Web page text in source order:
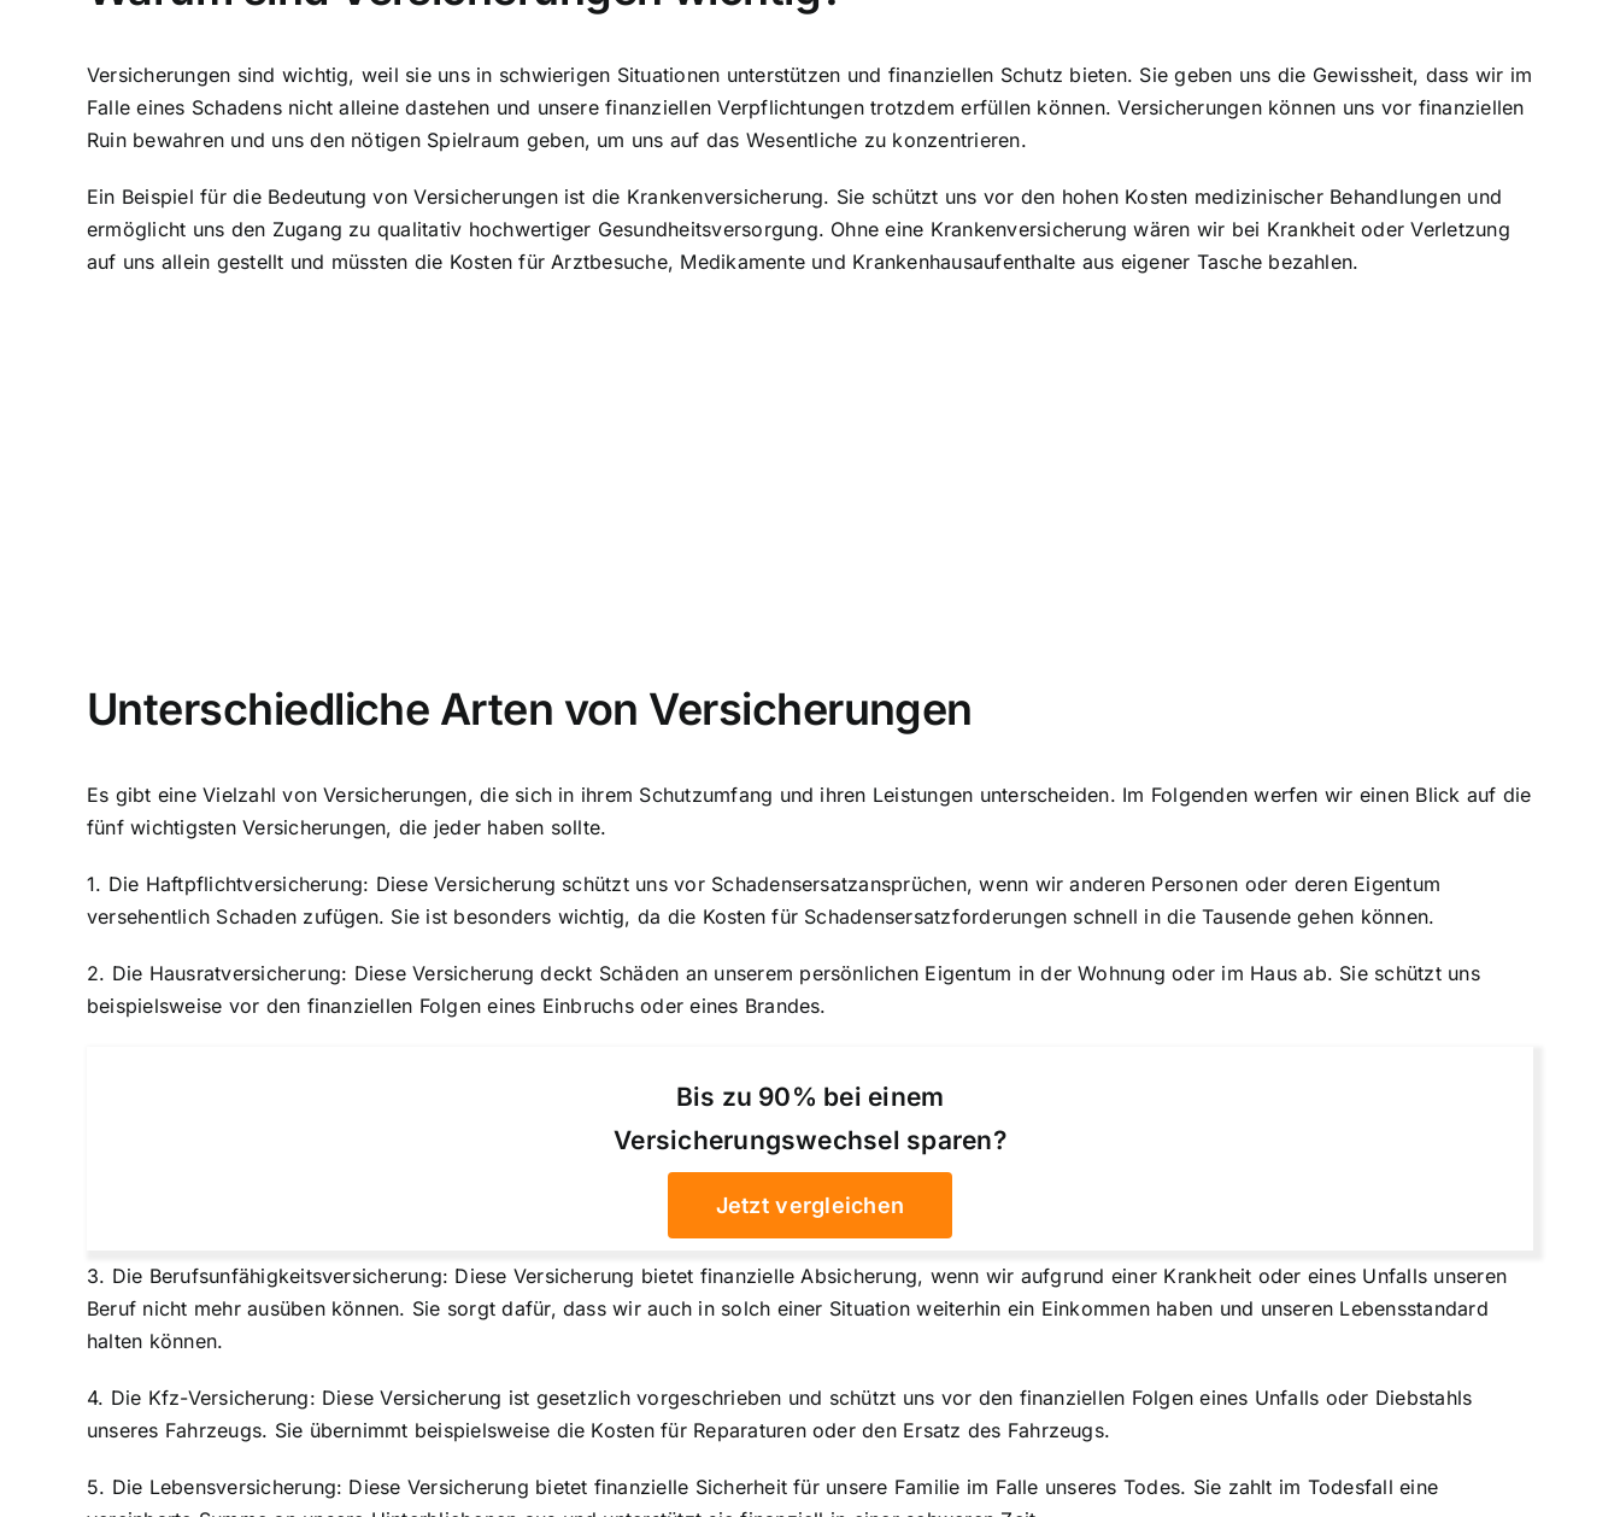
Versicherungen sind wichtig, weil sie uns in schwierigen Situationen unterstützen und finanziellen Schutz bieten. Sie geben uns die Gewissheit, dass wir im
Falle eines Schadens nicht alleine dastehen und unsere finanziellen Verpflichtungen trotzdem erfüllen können. Versicherungen können uns vor finanziellen
Ruin bewahren und uns den nötigen Spielraum geben, um uns auf das Wesentliche zu konzentrieren.
Ein Beispiel für die Bedeutung von Versicherungen ist die Krankenversicherung. Sie schützt uns vor den hohen Kosten medizinischer Behandlungen und
ermöglicht uns den Zugang zu qualitativ hochwertiger Gesundheitsversorgung. Ohne eine Krankenversicherung wären wir bei Krankheit oder Verletzung
auf uns allein gestellt und müssten die Kosten für Arztbesuche, Medikamente und Krankenhausaufenthalte aus eigener Tasche bezahlen.
Unterschiedliche Arten von Versicherungen
Es gibt eine Vielzahl von Versicherungen, die sich in ihrem Schutzumfang und ihren Leistungen unterscheiden. Im Folgenden werfen wir einen Blick auf die
fünf wichtigsten Versicherungen, die jeder haben sollte.
1. Die Haftpflichtversicherung: Diese Versicherung schützt uns vor Schadensersatzansprüchen, wenn wir anderen Personen oder deren Eigentum
versehentlich Schaden zufügen. Sie ist besonders wichtig, da die Kosten für Schadensersatzforderungen schnell in die Tausende gehen können.
2. Die Hausratversicherung: Diese Versicherung deckt Schäden an unserem persönlichen Eigentum in der Wohnung oder im Haus ab. Sie schützt uns
beispielsweise vor den finanziellen Folgen eines Einbruchs oder eines Brandes.
Bis zu 90% bei einem
Versicherungswechsel sparen?
Jetzt vergleichen
3. Die Berufsunfähigkeitsversicherung: Diese Versicherung bietet finanzielle Absicherung, wenn wir aufgrund einer Krankheit oder eines Unfalls unseren
Beruf nicht mehr ausüben können. Sie sorgt dafür, dass wir auch in solch einer Situation weiterhin ein Einkommen haben und unseren Lebensstandard
halten können.
4. Die Kfz-Versicherung: Diese Versicherung ist gesetzlich vorgeschrieben und schützt uns vor den finanziellen Folgen eines Unfalls oder Diebstahls
unseres Fahrzeugs. Sie übernimmt beispielsweise die Kosten für Reparaturen oder den Ersatz des Fahrzeugs.
5. Die Lebensversicherung: Diese Versicherung bietet finanzielle Sicherheit für unsere Familie im Falle unseres Todes. Sie zahlt im Todesfall eine